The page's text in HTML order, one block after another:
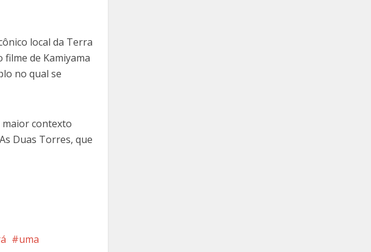
local da Terra
de Kamiyama
no qual se
maior contexto
Duas Torres, que
uma